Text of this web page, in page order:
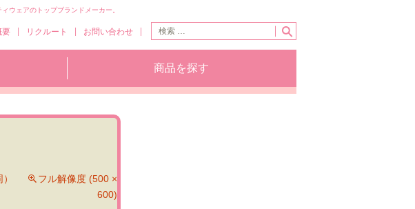
ウェアのトップブランドメーカー。
要 リクルート お問い合わせ
商品を探す
フル解像度 (500 ×
600)